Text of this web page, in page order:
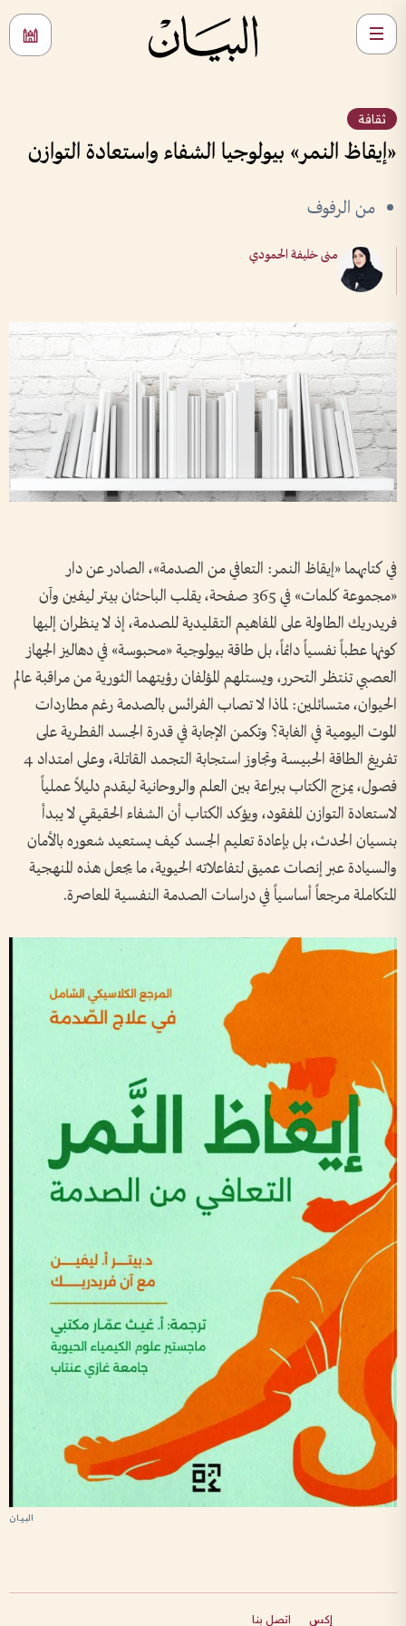
ثقافة
«إيقاظ النمر» بيولوجيا الشفاء واستعادة التوازن
من الرفوف
منى خليفة الحمودي
في كتابهما «إيقاظ النمر: التعافي من الصدمة»، الصادر عن دار
«مجموعة كلمات» في 365 صفحة، يقلب الباحثان بيتر ليفين وآن
فريدريك الطاولة على المفاهيم التقليدية للصدمة، إذ لا ينظران إليها
كونها عطباً نفسياً دائماً، بل طاقة بيولوجية «محبوسة» في دهاليز الجهاز
العصبي تنتظر التحرر، ويستلهم المؤلفان رؤيتهما الثورية من مراقبة عالم
الحيوان، متسائلين: لماذا لا تصاب الفرائس بالصدمة رغم مطاردات
الموت اليومية في الغابة؟ وتكمن الإجابة في قدرة الجسد الفطرية على
تفريغ الطاقة الحبيسة وتجاوز استجابة التجمد القاتلة، وعلى امتداد 4
فصول، يمزج الكتاب ببراعة بين العلم والروحانية ليقدم دليلاً عملياً
لاستعادة التوازن المفقود، ويؤكد الكتاب أن الشفاء الحقيقي لا يبدأ
بنسيان الحدث، بل بإعادة تعليم الجسد كيف يستعيد شعوره بالأمان
والسيادة عبر إنصات عميق لتفاعلاته الحيوية، ما يجعل هذه المنهجية
المتكاملة مرجعاً أساسياً في دراسات الصدمة النفسية المعاصرة.
إكس اتصل بنا